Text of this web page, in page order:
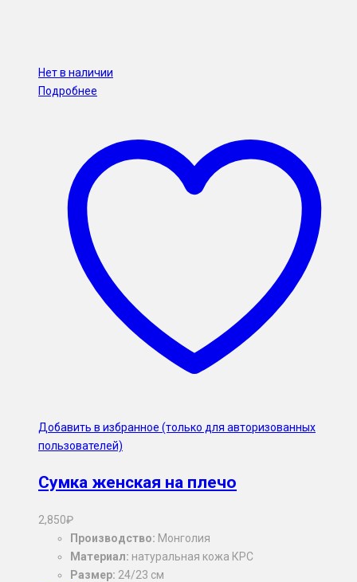
Нет в наличии
Подробнее
Добавить в избранное (только для авторизованных
пользователей)
Сумка женская на плечо
2,850₽
Производство: Монголия
Материал: натуральная кожа КРС
Размер: 24/23 см